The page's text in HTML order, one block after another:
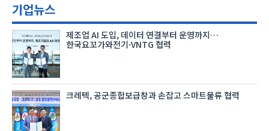
기업뉴스
제조업 AI 도입, 데이터 연결부터 운영까지…
한국요꼬가와전기·VNTG 협력
크레텍, 공군종합보급창과 손잡고 스마트물류 협력